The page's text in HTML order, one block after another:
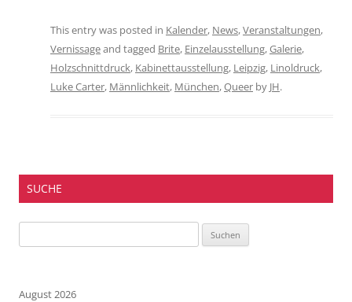
This entry was posted in Kalender, News,Veranstaltungen,
Vernissageand tagged Brite, Einzelausstellung,Galerie,
Holzschnittdruck, Kabinettausstellung, Leipzig, Linoldruck,
Luke Carter, Männlichkeit, München,Queer by JH.
SUCHE
nach:
August 2026